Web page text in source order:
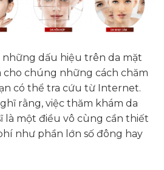
những dấu hiệu trên da mặt
cho chúng những cách chăm
có thể tra cứu từ Internet.
rằng, việc thăm khám da
là một điều vô cùng cần thiết
như phần lớn số đông hay